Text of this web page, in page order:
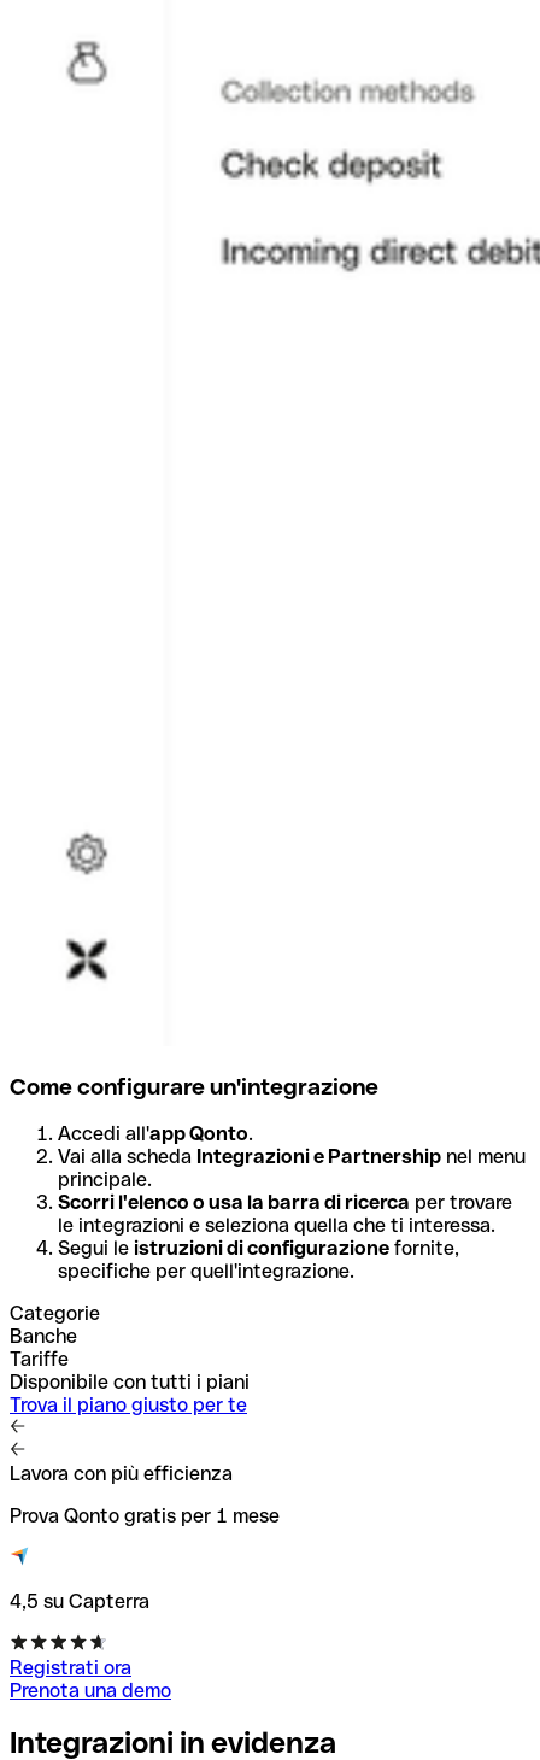
Come configurare un'integrazione
Accedi all'app Qonto.
Vai alla scheda Integrazioni e Partnership nel menu
principale.
Scorri l'elenco o usa la barra di ricerca per trovare
le integrazioni e seleziona quella che ti interessa.
Segui le istruzioni di configurazione fornite,
specifiche per quell'integrazione.
Categorie
Banche
Tariffe
Disponibile con tutti i piani
Trova il piano giusto per te
Lavora con più efficienza
Prova Qonto gratis per 1 mese
4,5 su Capterra
Registrati ora
Prenota una demo
Integrazioni in evidenza